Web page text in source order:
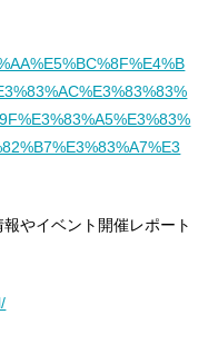
やイベント開催レポート